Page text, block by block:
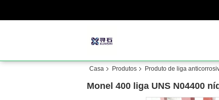
Casa Produtos Produto de liga
Monel 400 liga UNS N04400